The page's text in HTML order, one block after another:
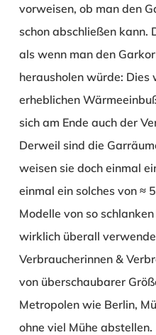
vorweisen, ob man den
schon abschließen kann.
als wenn man den
herausholen würde: Dies
erheblichen
sich am Ende auch der
Derweil sind die
weisen sie doch einmal
einmal ein solches von ≈
Modelle von so
wirklich überall
Verbraucherinnen &
von überschaubarer
Metropolen wie Berlin,
ohne viel Mühe